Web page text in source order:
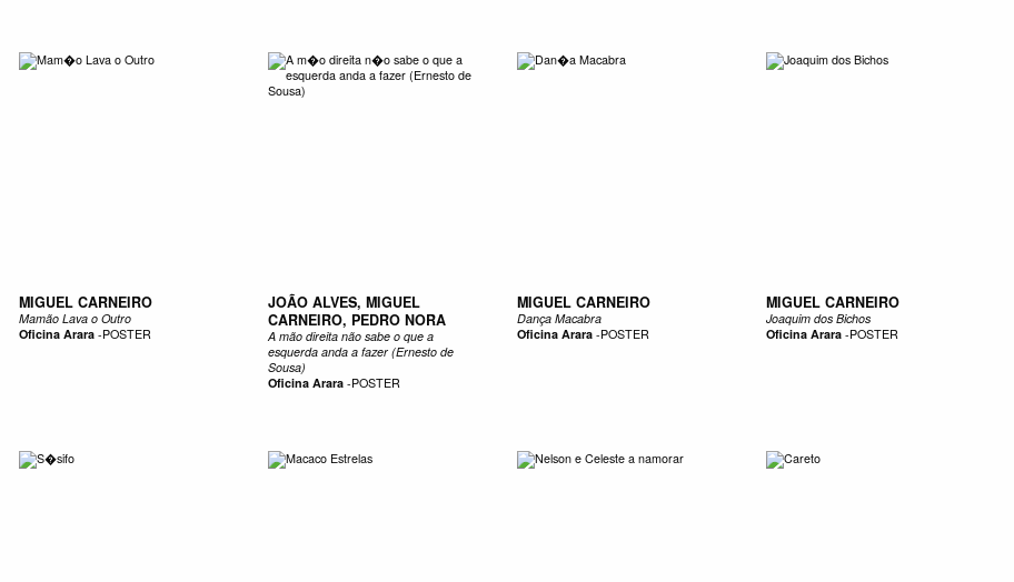
MIGUEL CARNEIRO
Mamão Lava o Outro
Oficina Arara-POSTER
JOÃO ALVES, MIGUEL
CARNEIRO, PEDRO NORA
A mão direita não sabe o que a
esquerda anda a fazer (Ernesto de
Sousa)
Oficina Arara-POSTER
MIGUEL CARNEIRO
Dança Macabra
Oficina Arara-POSTER
MIGUEL CARNEIRO
Joaquim dos Bichos
Oficina Arara-POSTER